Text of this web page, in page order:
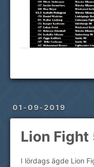
01-09-2019
Lion
I lördags ägde Lion